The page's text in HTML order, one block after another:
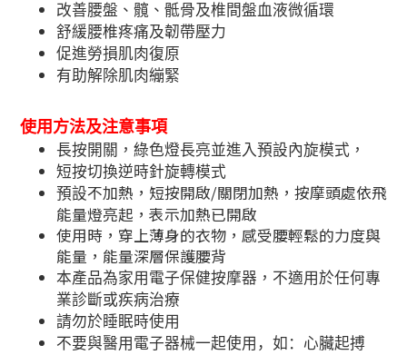
改善腰盤、髖、骶骨及椎間盤血液微循環
舒緩腰椎疼痛及韌帶壓力
促進勞損肌肉復原
有助解除肌肉繃緊
使用方法及注意事項
長按開關，綠色燈長亮並進入預設內旋模式，
短按切換逆時針旋轉模式
預設不加熱，短按開啟/關閉加熱，按摩頭處依飛
能量燈亮起，表示加熱已開啟
使用時，穿上薄身的衣物，感受腰輕鬆的力度與
能量，能量深層保護腰背
本產品為家用電子保健按摩器，不適用於任何專
業診斷或疾病治療
請勿於睡眠時使用
不要與醫用電子器械一起使用 ，如： 心臟起搏